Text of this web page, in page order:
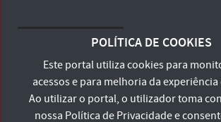
Terms and Conditions and Privacy
Accessibility Statement
POLÍTICA DE COOKIES
Este portal utiliza cookies para
acessos e para melhoria da
Ao utilizar o portal, o utilizador toma
nossa Política de Privacidadee